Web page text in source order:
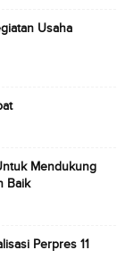
Usaha
Mendukung
Baik
Perpres 11